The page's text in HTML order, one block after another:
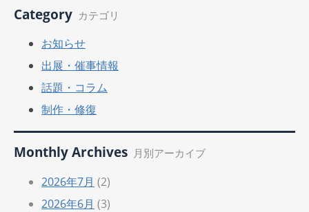
Category カテゴリ
お知らせ
出展・催事情報
話題・コラム
制作・修復
Monthly Archives 月別アーカイブ
2026年7月 (2)
2026年6月 (3)